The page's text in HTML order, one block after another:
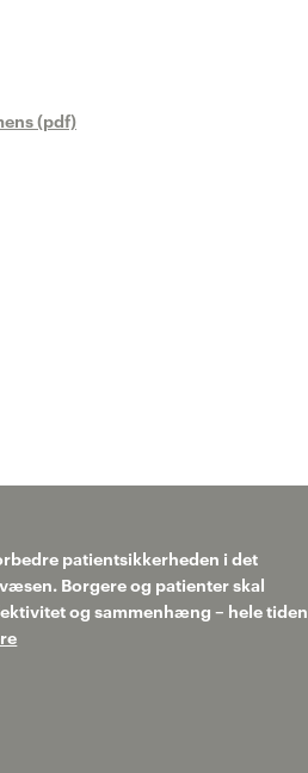
(pdf)
patientsikkerheden i det
Borgere og patienter skal
og sammenhæng – hele tiden